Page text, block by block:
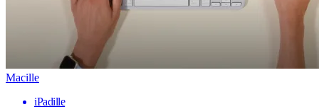
Macille
iPadille